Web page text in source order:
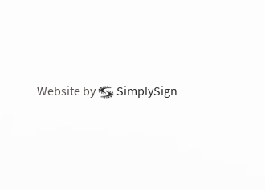
Website by SimplySign